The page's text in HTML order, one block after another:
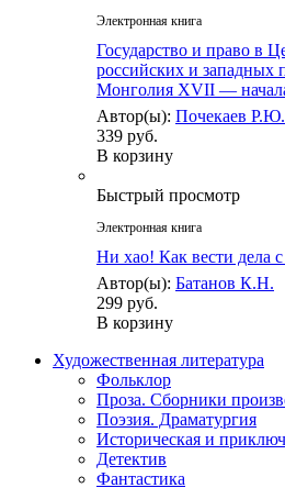
Электронная книга
Государство и право в
российских и западных
Монголия XVII —
Автор(ы): Почекаев Р.Ю.
339 руб.
В корзину
Быстрый просмотр
Электронная книга
Ни хао! Как вести дела
Автор(ы): Батанов К.Н.
299 руб.
В корзину
Художественная литература
Фольклор
Проза. Сборники
Поэзия. Драматургия
Историческая и
Детектив
Фантастика